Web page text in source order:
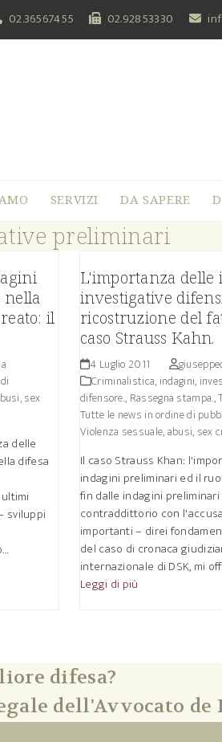
02.36567455 02.92853330
SERVIZI DA SAPERE
preliminari
nella
il
sex
delle
difesa
sviluppi
L'importanza delle
investigative
ricostruzione del
caso Strauss Kahn.
4 Luglio 2011
Criminalistica, indagini,
difensore., Rassegna stampa.,
Tutte le news in ordine di
Violenza sessuale, abusi, sex
Il caso Strauss Khan:
indagini preliminari ed il
fin dalle indagini
contraddittorio con
importanti – direi
del caso di cronaca
internazionale di DSK, mi
Leggi di più
difesa?
dell'Avvocato de